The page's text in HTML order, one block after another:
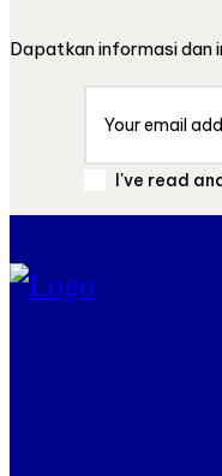
Dapatkan informasi dan
I've read